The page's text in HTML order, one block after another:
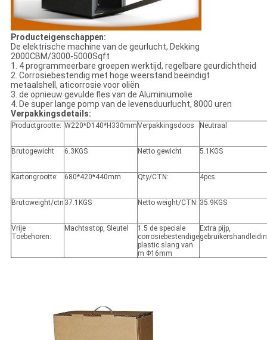
Producteigenschappen:
De elektrische machine van de geurlucht, Dekking
2000CBM/3000-5000Sqft
1. 4 programmeerbare groepen werktijd, regelbare geurdichtheid
2. Corrosiebestendig met hoge weerstand beëindigt
metaalshell, aticorrosie voor oliën
3. de opnieuw gevulde fles van de Aluminiumolie
4. De super lange pomp van de levensduurlucht, 8000 uren
Verpakkingsdetails:
Productgrootte: W220*D140*H330mmVerpakkingsdoos Neutraal
Brutogewicht 6.3KGS Netto gewicht 5.1KGS
Kartongrootte: 680*420*440mm Qty/CTN: 4pcs
Brutoweight/ctn 37.1KGS Netto weight/CTN: 35.9KGS
Vrije
Toebehoren:
Machtsstop, Sleutel
1.5 de speciale
corrosiebestendige
plastic slang van
m Φ16mm
Extra pijp,